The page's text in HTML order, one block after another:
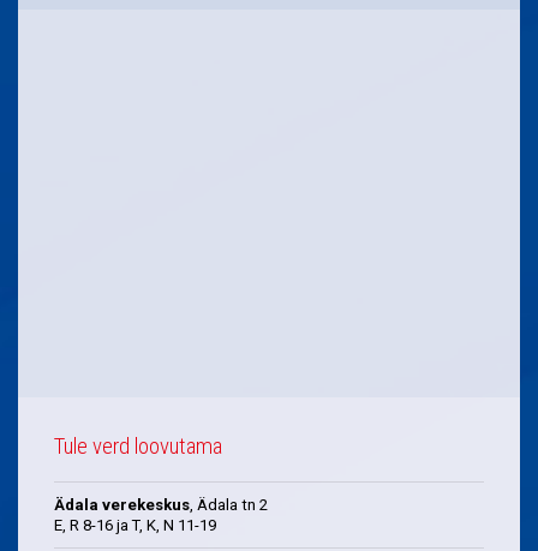
Tule verd loovutama
Ädala verekeskus, Ädala tn 2
E, R 8-16 ja T, K, N 11-19